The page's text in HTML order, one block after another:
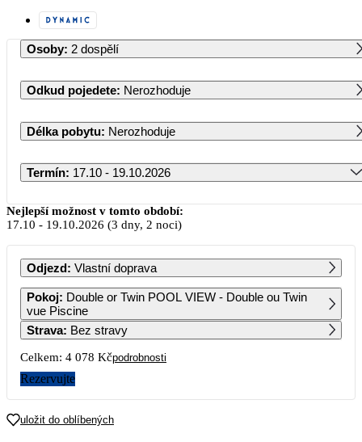
Osoby: 2 dospělí
Odkud pojedete: Nerozhoduje
Délka pobytu: Nerozhoduje
Termín: 17.10 - 19.10.2026
Říjen 2026
PO ÚT ST ČT PÁ SO NE
1
3 119
2
3 119
3
3 119
4
3 119
5 6
12
2 079
19
2 039
20
2 039
Nejlepší možnost v tomto období:
17.10 - 19.10.2026 (3 dny, 2 noci)
Odjezd: Vlastní doprava
Pokoj: Double or Twin POOL VIEW - Double ou Twin
vue Piscine
Strava: Bez stravy
Celkem: 4 078 Kčpodrobnosti
Rezervujte
uložit do oblíbených